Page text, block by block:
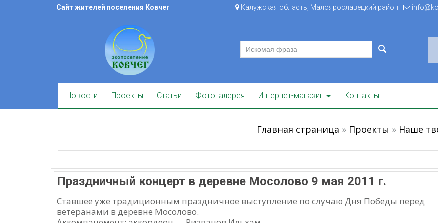
Skip
Сайт жителей поселения Ковчег Калужская область, Малоярославецкий район
content
Новости Проекты Статьи Фотогалерея Интернет-магазин Контакты
Главная страница » Проекты » Наше
Праздничный концерт в деревне Мосолово 9 мая 2011 г.
Ставшее уже традиционным праздничное выступление по случаю Дня Победы перед
ветеранами в деревне Мосолово.